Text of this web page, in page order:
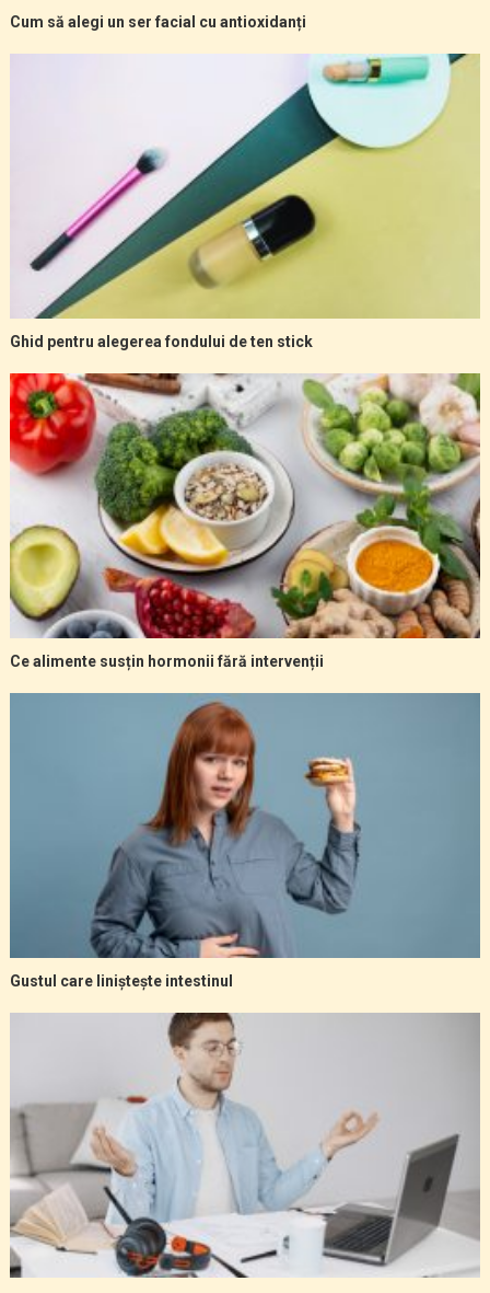
Cum să alegi un ser facial cu antioxidanți
Ghid pentru alegerea fondului de ten stick
Ce alimente susțin hormonii fără intervenții
Gustul care liniștește intestinul